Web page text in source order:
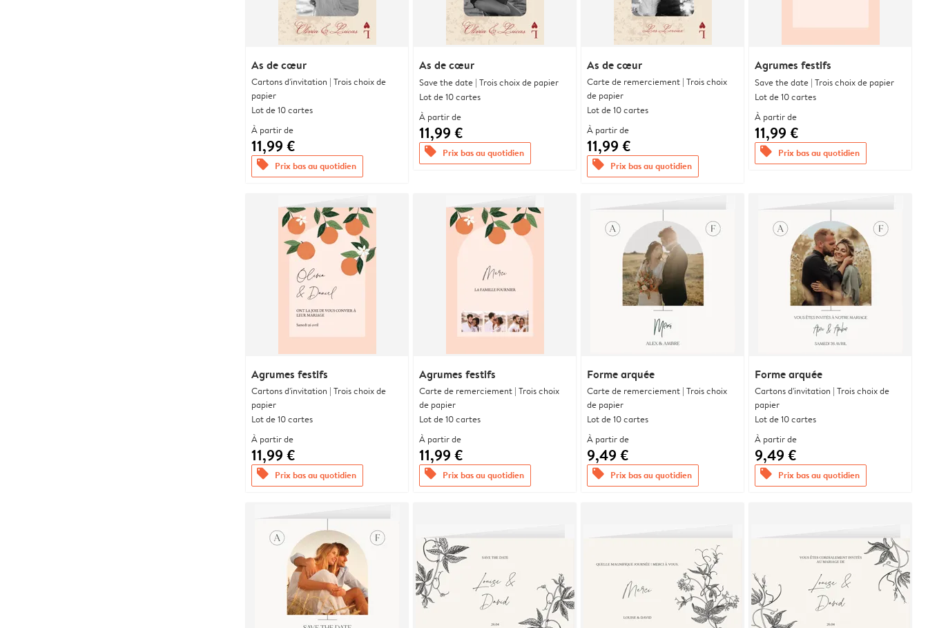
As de cœur
Cartons d'invitation | Trois choix de
papier
Lot de 10 cartes
À partir de
11,99 €
offers Prix bas au quotidien
As de cœur
Save the date | Trois choix de papier
Lot de 10 cartes
À partir de
11,99 €
offers Prix bas au quotidien
As de cœur
Carte de remerciement | Trois choix
de papier
Lot de 10 cartes
À partir de
11,99 €
offers Prix bas au quotidien
Agrumes festifs
Save the date | Trois choix de papier
Lot de 10 cartes
À partir de
11,99 €
offers Prix bas au quotidien
Agrumes festifs
Cartons d'invitation | Trois choix de
papier
Lot de 10 cartes
À partir de
11,99 €
offers Prix bas au quotidien
Agrumes festifs
Carte de remerciement | Trois choix
de papier
Lot de 10 cartes
À partir de
11,99 €
offers Prix bas au quotidien
Forme arquée
Carte de remerciement | Trois choix
de papier
Lot de 10 cartes
À partir de
9,49 €
offers Prix bas au quotidien
Forme arquée
Cartons d'invitation | Trois choix de
papier
Lot de 10 cartes
À partir de
9,49 €
offers Prix bas au quotidien